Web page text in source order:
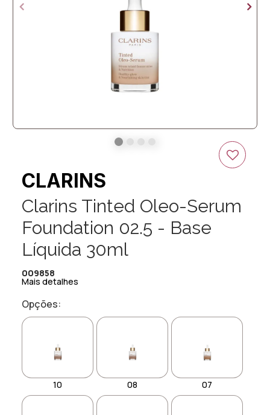
CLARINS
Clarins Tinted Oleo-Serum
Foundation 02.5 - Base
Líquida 30ml
009858
Mais detalhes
Opções:
10 08 07